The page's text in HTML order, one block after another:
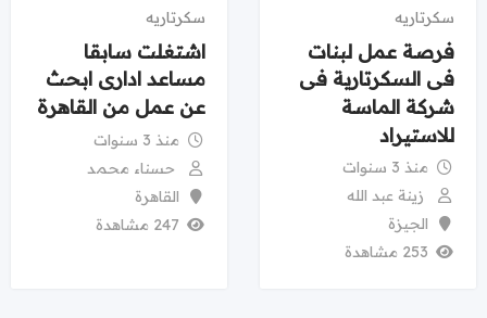
سكرتاريه
فرصة عمل لبنات
فى السكرتارية فى
شركة الماسة
للاستيراد
منذ 3 سنوات
زينة عبد الله
الجيزة
253 مشاهدة
سكرتاريه
اشتغلت سابقا
مساعد ادارى ابحث
عن عمل من القاهرة
منذ 3 سنوات
حسناء محمد
القاهرة
247 مشاهدة